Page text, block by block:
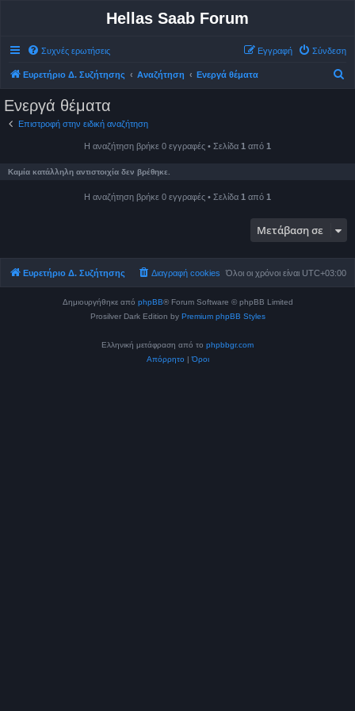
Hellas Saab Forum
Συχνές ερωτήσεις Σύνδεση
Εγγραφή
Ευρετήριο Δ. Συζήτησης Αναζήτηση Ενεργά θέματα
Ενεργά θέματα
Επιστροφή στην ειδική αναζήτηση
Η αναζήτηση βρήκε 0 εγγραφές • Σελίδα 1 από 1
Καμία κατάλληλη αντιστοιχία δεν βρέθηκε.
Η αναζήτηση βρήκε 0 εγγραφές • Σελίδα 1 από 1
Μετάβαση σε
Ευρετήριο Δ. Συζήτησης Όλοι οι χρόνοι είναι UTC+03:00
Διαγραφή cookies
Δημιουργήθηκε από phpBB® Forum Software © phpBB Limited
Prosilver Dark Edition by Premium phpBB Styles
Ελληνική μετάφραση από το phpbbgr.com
Απόρρητο |Όροι